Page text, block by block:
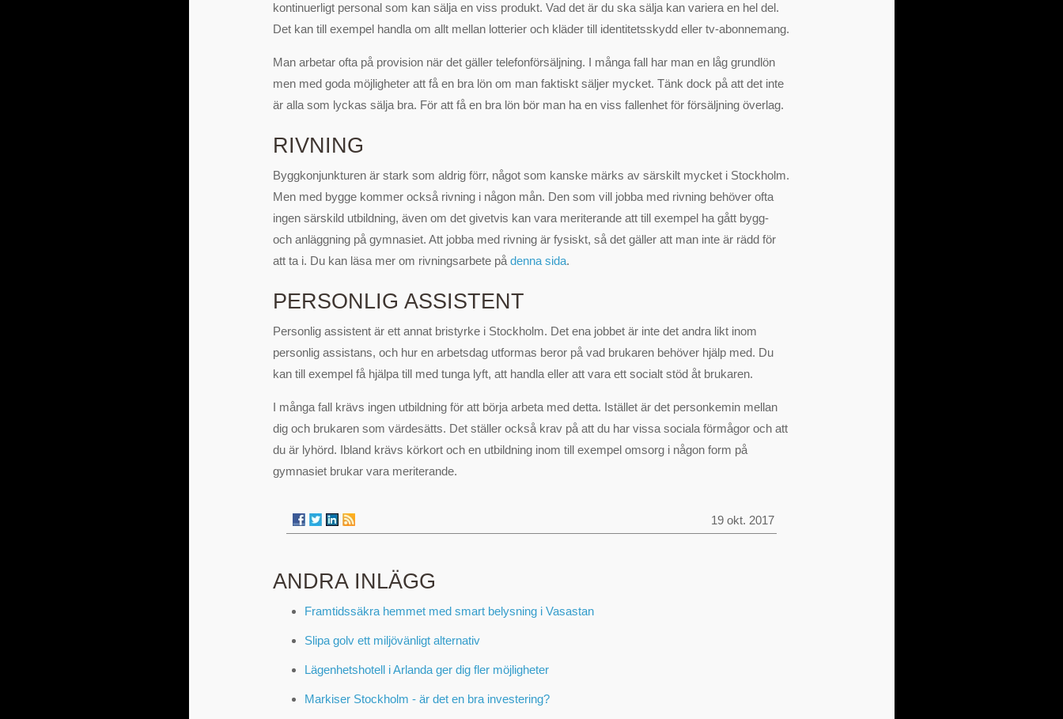
kontinuerligt personal som kan sälja en viss produkt. Vad det är du ska sälja kan variera en hel del.
Det kan till exempel handla om allt mellan lotterier och kläder till identitetsskydd eller tv-abonnemang.
Man arbetar ofta på provision när det gäller telefonförsäljning. I många fall har man en låg grundlön
men med goda möjligheter att få en bra lön om man faktiskt säljer mycket. Tänk dock på att det inte
är alla som lyckas sälja bra. För att få en bra lön bör man ha en viss fallenhet för försäljning överlag.
RIVNING
Byggkonjunkturen är stark som aldrig förr, något som kanske märks av särskilt mycket i Stockholm.
Men med bygge kommer också rivning i någon mån. Den som vill jobba med rivning behöver ofta
ingen särskild utbildning, även om det givetvis kan vara meriterande att till exempel ha gått bygg-
och anläggning på gymnasiet. Att jobba med rivning är fysiskt, så det gäller att man inte är rädd för
att ta i. Du kan läsa mer om rivningsarbete pådenna sida.
PERSONLIG ASSISTENT
Personlig assistent är ett annat bristyrke i Stockholm. Det ena jobbet är inte det andra likt inom
personlig assistans, och hur en arbetsdag utformas beror på vad brukaren behöver hjälp med. Du
kan till exempel få hjälpa till med tunga lyft, att handla eller att vara ett socialt stöd åt brukaren.
I många fall krävs ingen utbildning för att börja arbeta med detta. Istället är det personkemin mellan
dig och brukaren som värdesätts. Det ställer också krav på att du har vissa sociala förmågor och att
du är lyhörd. Ibland krävs körkort och en utbildning inom till exempel omsorg i någon form på
gymnasiet brukar vara meriterande.
19 okt. 2017
ANDRA INLÄGG
Framtidssäkra hemmet med smart belysning i Vasastan
Slipa golv ett miljövänligt alternativ
Lägenhetshotell i Arlanda ger dig fler möjligheter
Markiser Stockholm - är det en bra investering?